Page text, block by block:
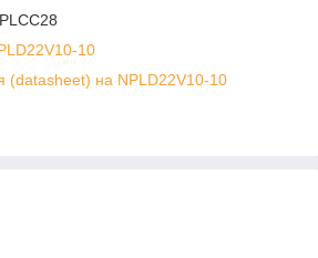
10
(datasheet) на NPLD22V10-10